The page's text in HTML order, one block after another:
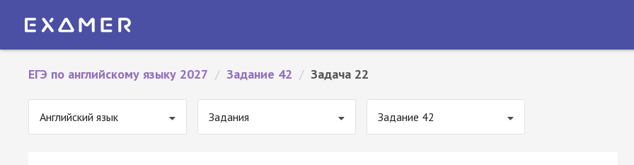
ЕГЭ по английскому языку 2027 / Задание 42 / Задача 22
Английский язык Задания Задание 42